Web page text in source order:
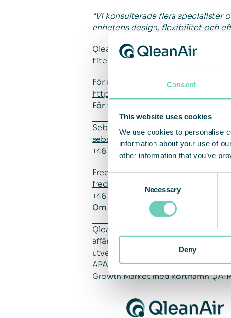
Consent
This website uses cookies
We use cookies to personalise
information about your use of
other information that you’ve
Consent
Selection
Necessary
Deny
“Vi konsulterade flera specialister
enhetens design, flexibilitet och
QleanAir utvecklar flexibla
filterkonfigurationer och lanseras nu
För mer information om QleanAir
https://qleanair.com/products/
För ytterligare frågor, vänligen
Sebastian Lindström, VD
sebastian.lindstrom@qleanair.com
+46 703 08 94 51
Fredrik Sandelin, CFO
fredrik.sandelin@qleanair.com
+46 722 09 61 67
Om QleanAir
QleanAir är en nischad leverantör
affärsmodell baseras på uthyrning
utvecklade på filterteknologi som
APAC och Americas. QleanAir har
Growth Market med kortnamn